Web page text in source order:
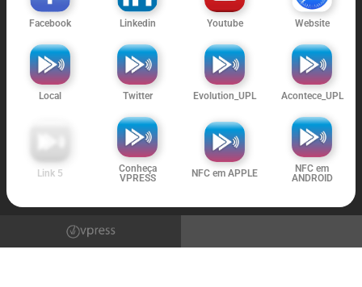
Facebook Linkedin Youtube Website
Local Twitter Evolution_UPL Acontece_UPL
Link 5
Conheça
VPRESS
NFC em APPLE
NFC em
ANDROID